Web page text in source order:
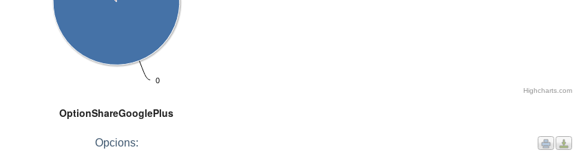
0
Highcharts.com
OptionShareGooglePlus
Opcions: